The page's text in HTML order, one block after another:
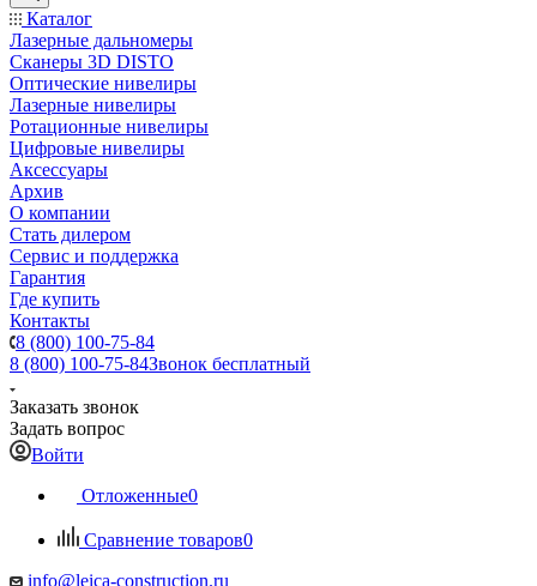
Каталог
Лазерные дальномеры
Сканеры 3D DISTO
Оптические нивелиры
Лазерные нивелиры
Ротационные нивелиры
Цифровые нивелиры
Аксессуары
Архив
О компании
Стать дилером
Сервис и поддержка
Гарантия
Где купить
Контакты
8 (800) 100-75-84
8 (800) 100-75-84Звонок бесплатный
Заказать звонок
Задать вопрос
Войти
Отложенные0
Сравнение товаров0
info@leica-construction.ru